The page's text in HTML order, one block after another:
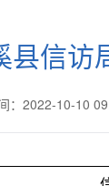
县信访
：2022-10-10